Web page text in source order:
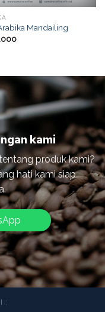
Mandailing
kami
produk kami?
hati kami siap
: